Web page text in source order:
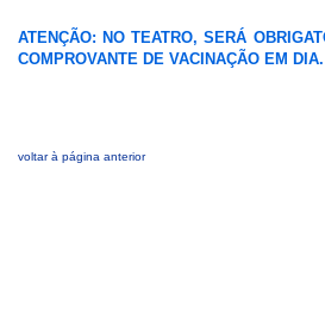
ATENÇÃO: NO TEATRO, SERÁ
COMPROVANTE DE VACINAÇÃO EM DIA.
voltar à página anterior